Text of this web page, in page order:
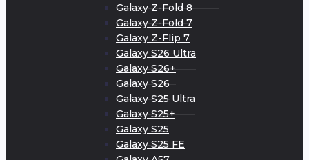
Galaxy Z-Fold 8
Galaxy Z-Fold 7
Galaxy Z-Flip 7
Galaxy S26 Ultra
Galaxy S26+
Galaxy S26
Galaxy S25 Ultra
Galaxy S25+
Galaxy S25
Galaxy S25 FE